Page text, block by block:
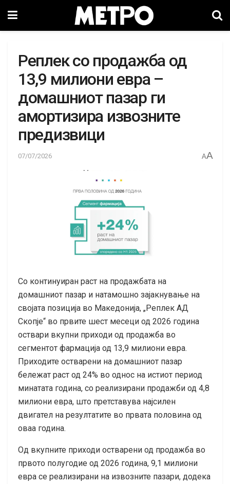
Реплек со продажба од
13,9 милиони евра –
домашниот пазар ги
амортизира извозните
предизвици
07/07/2026 AA
Со континуиран раст на продажбата на
домашниот пазар и натамошно зајакнување на
својата позиција во Македонија, „Реплек АД
Скопје“ во првите шест месеци од 2026 година
оствари вкупни приходи од продажба во
сегментот фармација од 13,9 милиони евра.
Приходите остварени на домашниот пазар
бележат раст од 24% во однос на истиот период
минатата година, со реализирани продажби од 4,8
милиони евра, што претставува најсилен
двигател на резултатите во првата половина од
оваа година.
Од вкупните приходи остварени од продажба во
првото полугодие од 2026 година, 9,1 милиони
евра се реализирани на извозните пазари, додека